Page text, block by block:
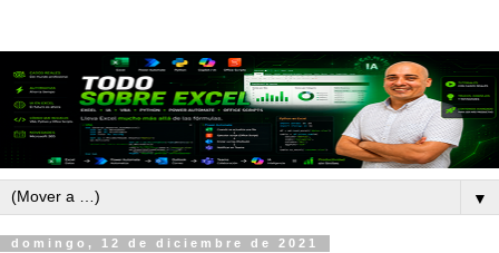
▼
domingo, 12 de diciembre de 2021